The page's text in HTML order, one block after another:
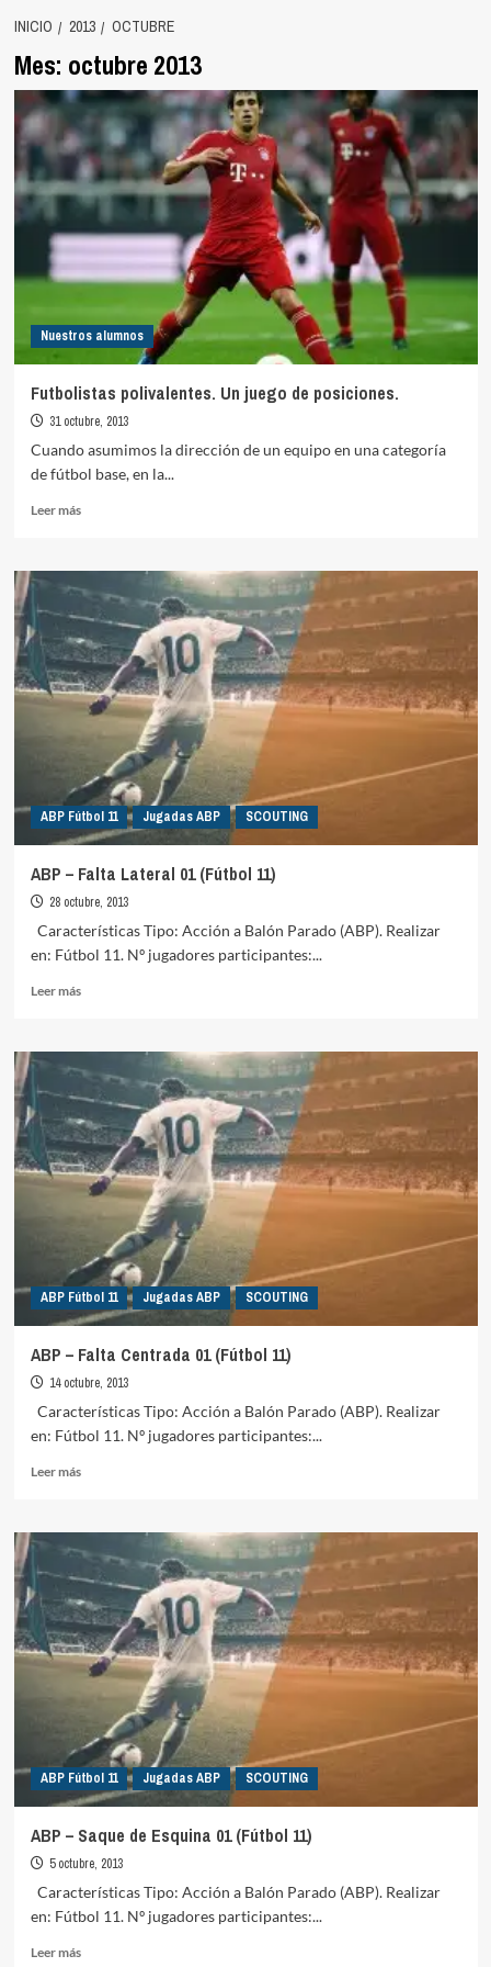
INICIO 2013 OCTUBRE
Mes: octubre 2013
Nuestros alumnos
Futbolistas polivalentes. Un juego de posiciones.
31 octubre, 2013
Cuando asumimos la dirección de un equipo en una categoría
de fútbol base, en la...
Leer másLeer
Futbolistas
polivalentes.
de
posiciones.
ABP Fútbol 11 Jugadas ABP SCOUTING
ABP – Falta Lateral 01 (Fútbol 11)
28 octubre, 2013
Características Tipo: Acción a Balón Parado (ABP). Realizar
en: Fútbol 11. Nº jugadores participantes:...
Leer másLeer
ABP
–
Lateral
01
(Fútbol
11)
ABP Fútbol 11 Jugadas ABP SCOUTING
ABP – Falta Centrada 01 (Fútbol 11)
14 octubre, 2013
Características Tipo: Acción a Balón Parado (ABP). Realizar
en: Fútbol 11. Nº jugadores participantes:...
Leer másLeer
ABP
–
Centrada
01
(Fútbol
11)
ABP Fútbol 11 Jugadas ABP SCOUTING
ABP – Saque de Esquina 01 (Fútbol 11)
5 octubre, 2013
Características Tipo: Acción a Balón Parado (ABP). Realizar
en: Fútbol 11. Nº jugadores participantes:...
Leer másLeer